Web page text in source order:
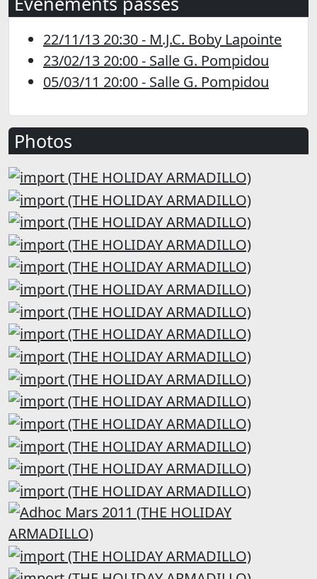
22/11/13 20:30 - M.J.C. Boby Lapointe
23/02/13 20:00 - Salle G. Pompidou
05/03/11 20:00 - Salle G. Pompidou
Photos